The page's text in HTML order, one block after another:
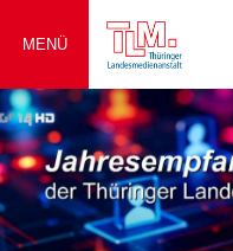
MENÜ